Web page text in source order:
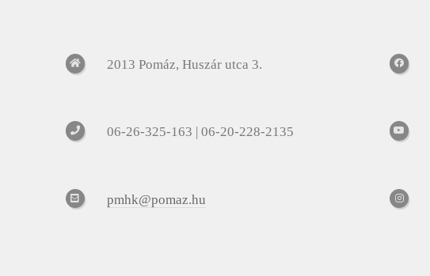
2013 Pomáz, Huszár utca 3.
06-26-325-163 | 06-20-228-2135
pmhk@pomaz.hu